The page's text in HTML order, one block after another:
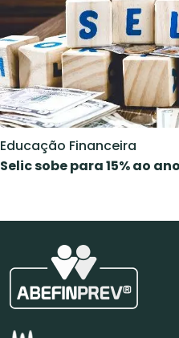
Educação Financeira
Selic sobe para 15% ao